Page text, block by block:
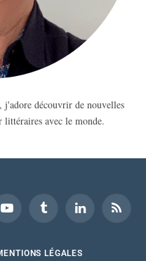
j'adore découvrir de nouvelles
littéraires avec le monde.
YouTube Tumblr LinkedInRSS
LÉGALES